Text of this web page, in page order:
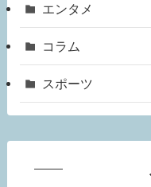
エンタメ
コラム
スポーツ